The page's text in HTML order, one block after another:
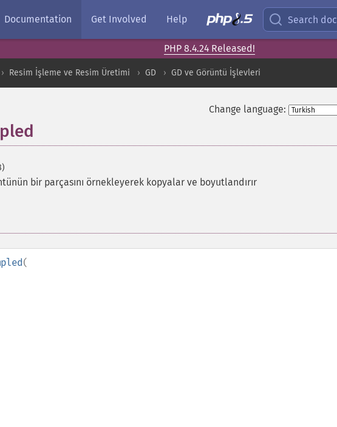
Documentation Get Involved Help Search
PHP 8.4.24 Released!
Resim İşleme ve Resim Üretimi GD GD ve Görüntü İşlevleri
Change language:
bir parçasını örnekleyerek kopyalar ve boyutlandırır
(